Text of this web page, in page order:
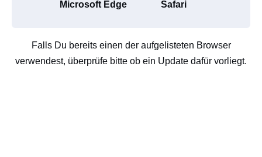
Microsoft Edge Safari
Falls Du bereits einen der aufgelisteten Browser
verwendest, überprüfe bitte ob ein Update dafür vorliegt.